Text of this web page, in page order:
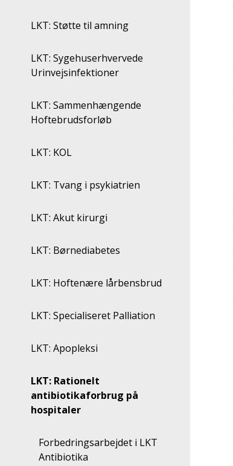
LKT: Støtte til amning
LKT: Sygehuserhvervede
Urinvejsinfektioner
LKT: Sammenhængende
Hoftebrudsforløb
LKT: KOL
LKT: Tvang i psykiatrien
LKT: Akut kirurgi
LKT: Børnediabetes
LKT: Hoftenære lårbensbrud
LKT: Specialiseret Palliation
LKT: Apopleksi
LKT: Rationelt
antibiotikaforbrug på
hospitaler
Forbedringsarbejdet i LKT
Antibiotika